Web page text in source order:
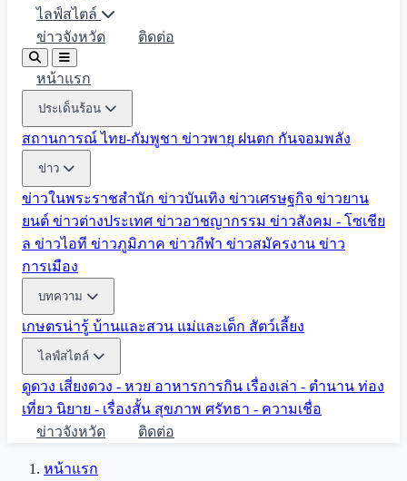
ไลฟ์สไตล์
ข่าวจังหวัด
ติดต่อ
หน้าแรก
ประเด็นร้อน
สถานการณ์ ไทย-กัมพูชา ข่าวพายุ ฝนตก กันจอมพลัง
ข่าว
ข่าวในพระราชสำนัก ข่าวบันเทิง ข่าวเศรษฐกิจ ข่าวยาน
ยนต์ ข่าวต่างประเทศ ข่าวอาชญากรรม ข่าวสังคม - โซเชีย
ล ข่าวไอที ข่าวภูมิภาค ข่าวกีฬา ข่าวสมัครงาน ข่าว
การเมือง
บทความ
เกษตรน่ารู้ บ้านและสวน แม่และเด็ก สัตว์เลี้ยง
ไลฟ์สไตล์
ดูดวง เสี่ยงดวง - หวย อาหารการกิน เรื่องเล่า - ตำนาน ท่อง
เที่ยว นิยาย - เรื่องสั้น สุขภาพ ศรัทธา - ความเชื่อ
ข่าวจังหวัด
ติดต่อ
หน้าแรก